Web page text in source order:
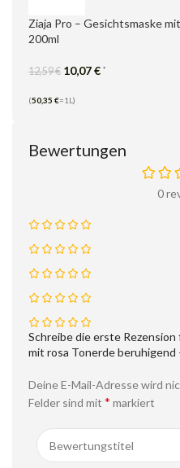
Ziaja Pro – Gesichtsmaske
200ml
12,59€ 10,07€ *
(50,35 €=1L)
Bewertungen
0
Schreibe die erste Rezension
mit rosa Tonerde beruhigend
Deine E-Mail-Adresse wird
Felder sind mit * markiert